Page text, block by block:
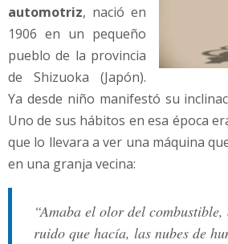
automotriz, nació en
1906 en un pequeño
pueblo de la provincia
de Shizuoka (Japón).
Ya desde niño manifestó su
Uno de sus hábitos en esa época
que lo llevara a ver una máquina
en una granja vecina:
“Amaba el olor del combustible,
ruido que hacía, las nubes de